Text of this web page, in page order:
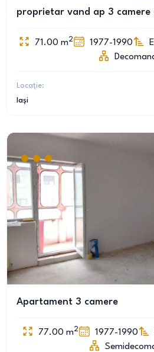
proprietar vand ap 3 camere
71.00 m2 1977-1990
Locație:
Iași
Apartament 3 camere
77.00 m2 1977-1990